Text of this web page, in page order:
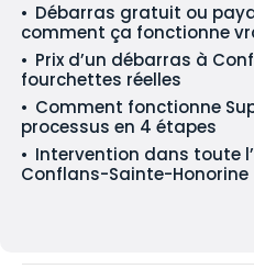
Débarras gratuit ou
comment ça fonctionne
Prix d’un débarras à
fourchettes réelles
Comment fonctionne
processus en 4 étapes
Intervention dans toute
Conflans-Sainte-Honorine